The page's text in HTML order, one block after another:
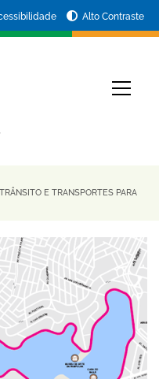
Alto Contraste
E TRANSPORTES PARA